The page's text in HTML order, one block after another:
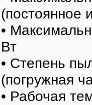
(постоянное
•
Вт
• Степень
(погружная
• Рабочая